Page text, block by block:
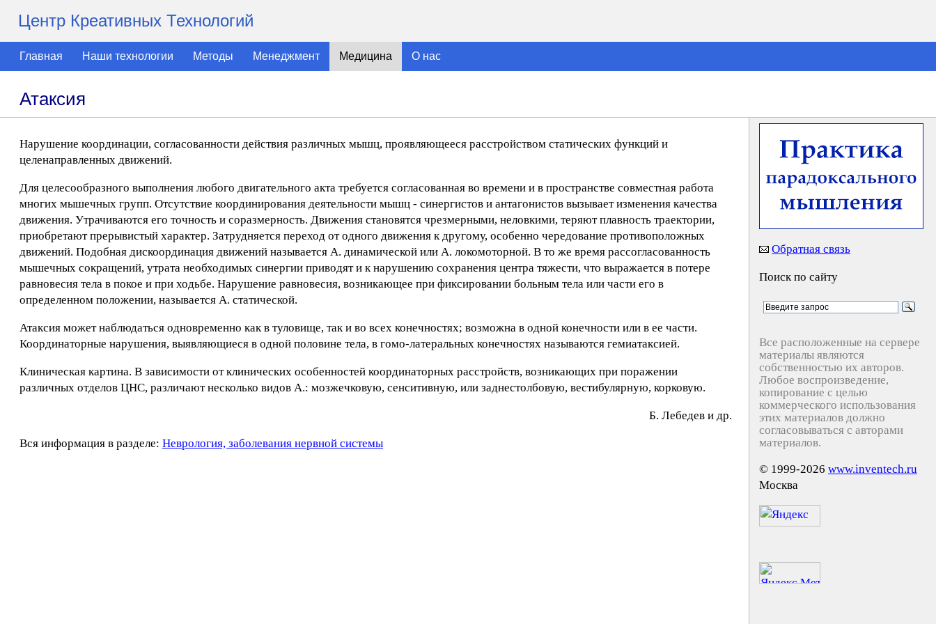
Центр Креативных Технологий
Главная Наши технологии Методы Менеджмент Медицина О нас
Атаксия
Нарушение координации, согласованности действия различных мышц, проявляющееся расстройством статических функций и
целенаправленных движений.
Для целесообразного выполнения любого двигательного акта требуется согласованная во времени и в пространстве совместная работа
многих мышечных групп. Отсутствие координирования деятельности мышц - синергистов и антагонистов вызывает изменения качества
движения. Утрачиваются его точность и соразмерность. Движения становятся чрезмерными, неловкими, теряют плавность траектории,
приобретают прерывистый характер. Затрудняется переход от одного движения к другому, особенно чередование противоположных
движений. Подобная дискоординация движений называется А. динамической или А. локомоторной. В то же время рассогласованность
мышечных сокращений, утрата необходимых синергии приводят и к нарушению сохранения центра тяжести, что выражается в потере
равновесия тела в покое и при ходьбе. Нарушение равновесия, возникающее при фиксировании больным тела или части его в
определенном положении, называется А. статической.
Атаксия может наблюдаться одновременно как в туловище, так и во всех конечностях; возможна в одной конечности или в ее части.
Координаторные нарушения, выявляющиеся в одной половине тела, в гомо-латеральных конечностях называются гемиатаксией.
Клиническая картина. В зависимости от клинических особенностей координаторных расстройств, возникающих при поражении
различных отделов ЦНС, различают несколько видов А.: мозжечковую, сенситивную, или заднестолбовую, вестибулярную, корковую.
Б. Лeбeдeв и др.
Вся информация в разделе: Неврология, заболевания нервной системы
Обратная связь
Поиск по сайту
Все расположенные на сервере
материалы являются
собственностью их авторов.
Любое воспроизведение,
копирование с целью
коммерческого использования
этих материалов должно
согласовываться с авторами
материалов.
© 1999-2026 www.inventech.ru
Москва